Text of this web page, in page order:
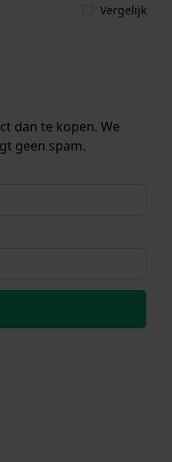
Vergelijk
dan te kopen. We
geen spam.